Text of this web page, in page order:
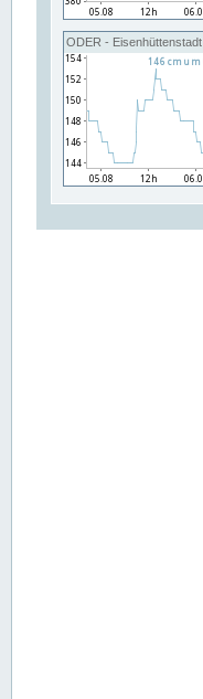
ODER - Eisenhüttenstadt